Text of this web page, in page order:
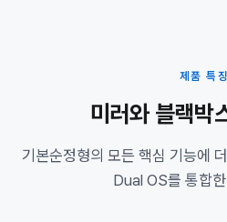
제품 특징
미러와 블랙박
기본순정형의 모든 핵심 기능에
Dual OS를 통합